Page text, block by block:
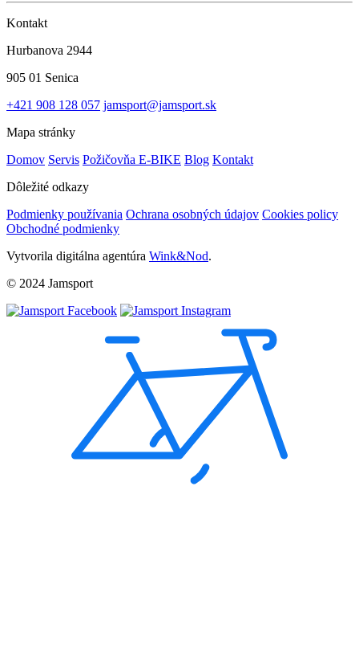
Kontakt
Hurbanova 2944
905 01 Senica
+421 908 128 057 jamsport@jamsport.sk
Mapa stránky
Domov Servis Požičovňa E-BIKE Blog Kontakt
Dôležité odkazy
Podmienky používania Ochrana osobných údajov Cookies policy
Obchodné podmienky
Vytvorila digitálna agentúra Wink&Nod.
© 2024 Jamsport